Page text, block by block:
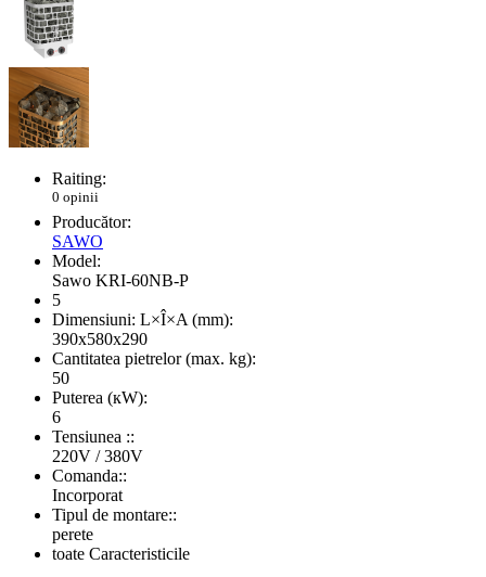
Raiting:
0 opinii
Producător:
SAWO
Model:
Sawo KRI-60NB-P
5
Dimensiuni: L×Î×A (mm):
390x580x290
Cantitatea pietrelor (max. kg):
50
Puterea (кW):
6
Tensiunea ::
220V / 380V
Comanda::
Incorporat
Tipul de montare::
perete
toate Caracteristicile